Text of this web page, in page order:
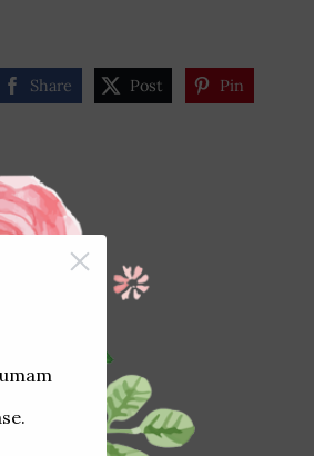
Share Post Pin